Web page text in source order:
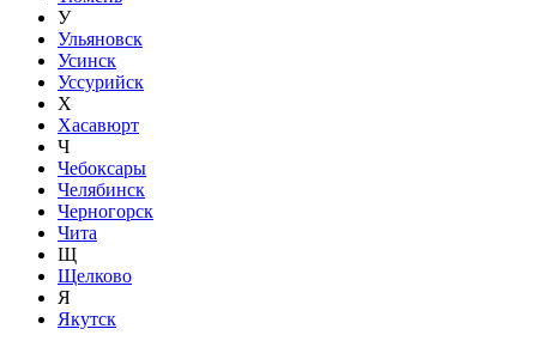
У
Ульяновск
Усинск
Уссурийск
Х
Хасавюрт
Ч
Чебоксары
Челябинск
Черногорск
Чита
Щ
Щелково
Я
Якутск